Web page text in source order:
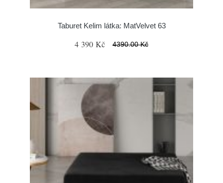
Taburet Kelim látka: MatVelvet 63
4 390 Kč 4390.00 Kč